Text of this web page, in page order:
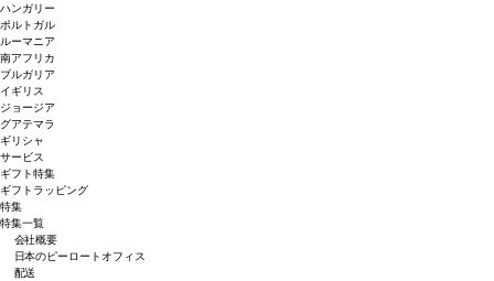
ハンガリー
ポルトガル
ルーマニア
南アフリカ
ブルガリア
イギリス
ジョージア
グアテマラ
ギリシャ
サービス
ギフト特集
ギフトラッピング
特集
特集一覧
会社概要
日本のピーロートオフィス
配送